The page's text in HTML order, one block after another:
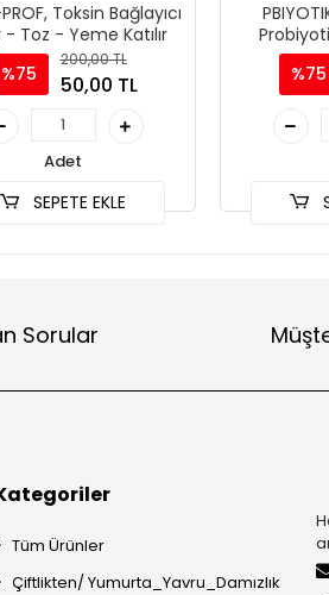
Toksin Bağlayıcı
Toz - Yeme Katılır
%75
200,00 TL
50,00 TL
Adet
SEPETE EKLE
%75
Sorular
Tüm Ürünler
Çiftlikten/ Yumurta_Yavru_Damızlık